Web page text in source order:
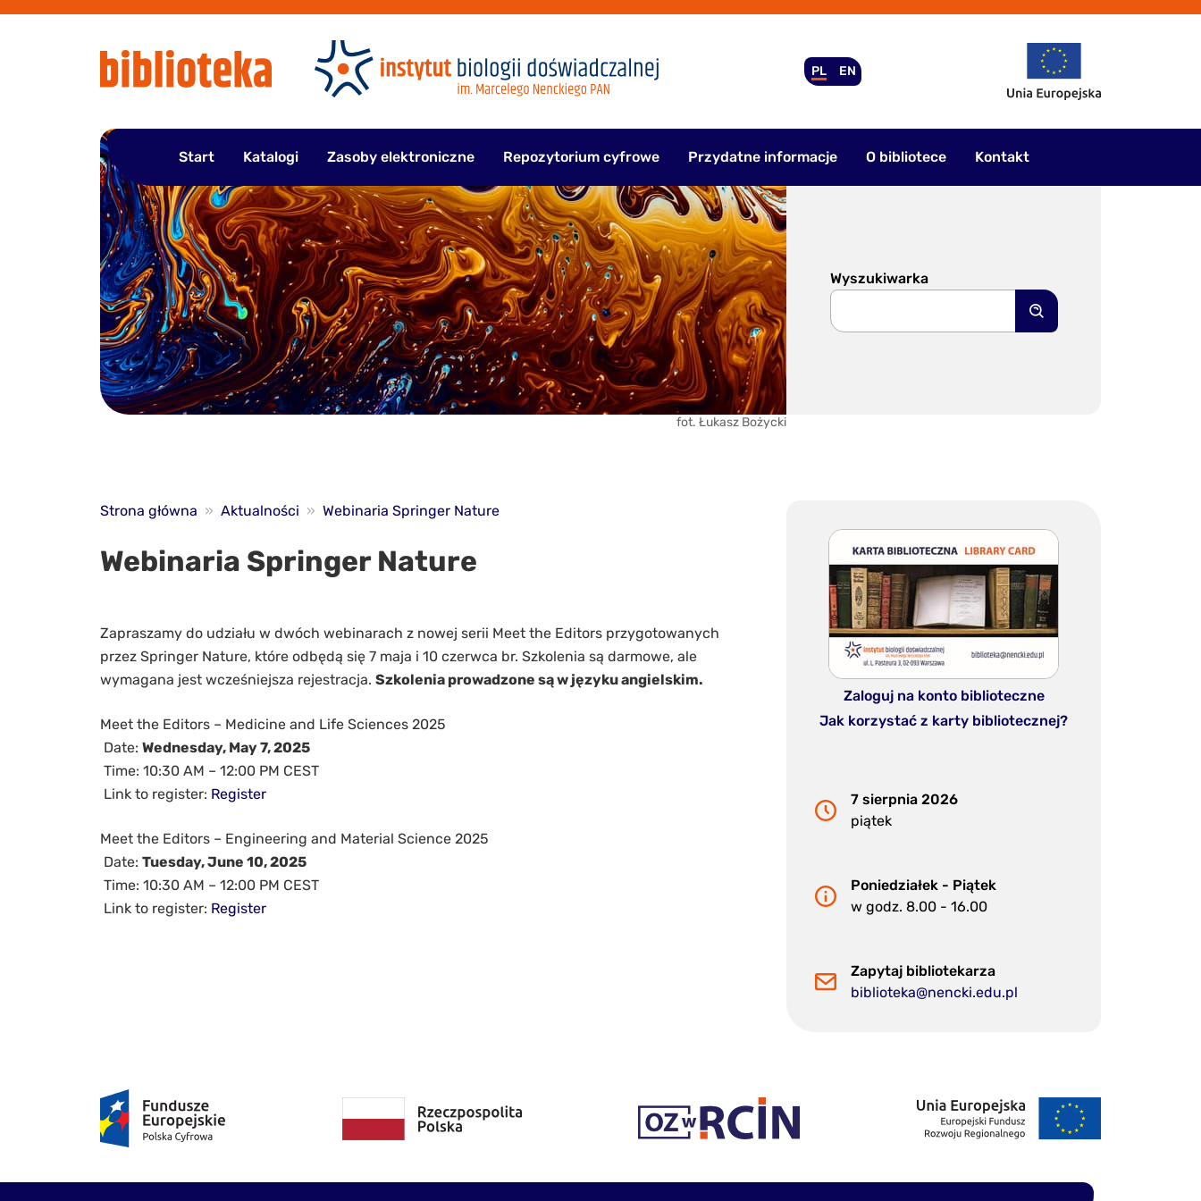
PL EN
Start Katalogi Zasoby elektroniczne Repozytorium cyfrowe Przydatne informacje O bibliotece Kontakt
fot. Łukasz Bożycki
Wyszukiwarka
Szukaj
Strona główna » Aktualności » Webinaria Springer Nature
Webinaria Springer Nature
Zapraszamy do udziału w dwóch webinarach z nowej serii Meet the Editors przygotowanych
przez Springer Nature, które odbędą się 7 maja i 10 czerwca br. Szkolenia są darmowe, ale
wymagana jest wcześniejsza rejestracja. Szkolenia prowadzone są w języku angielskim.
Meet the Editors – Medicine and Life Sciences 2025
Date: Wednesday, May 7, 2025
Time: 10:30 AM – 12:00 PM CEST
Link to register: Register
Meet the Editors – Engineering and Material Science 2025
Date: Tuesday, June 10, 2025
Time: 10:30 AM – 12:00 PM CEST
Link to register: Register
Zaloguj na konto biblioteczne
Jak korzystać z karty bibliotecznej?
7 sierpnia 2026
piątek
Poniedziałek - Piątek
w godz. 8.00 - 16.00
Zapytaj bibliotekarza
biblioteka@nencki.edu.pl